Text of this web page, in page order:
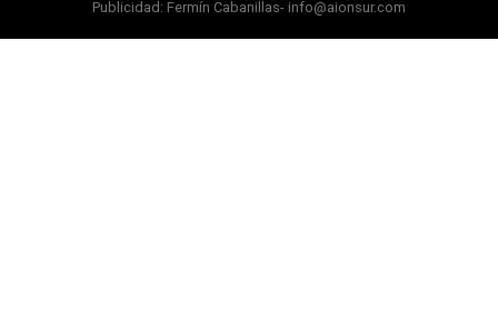
Publicidad: Fermín Cabanillas- info@aionsur.com